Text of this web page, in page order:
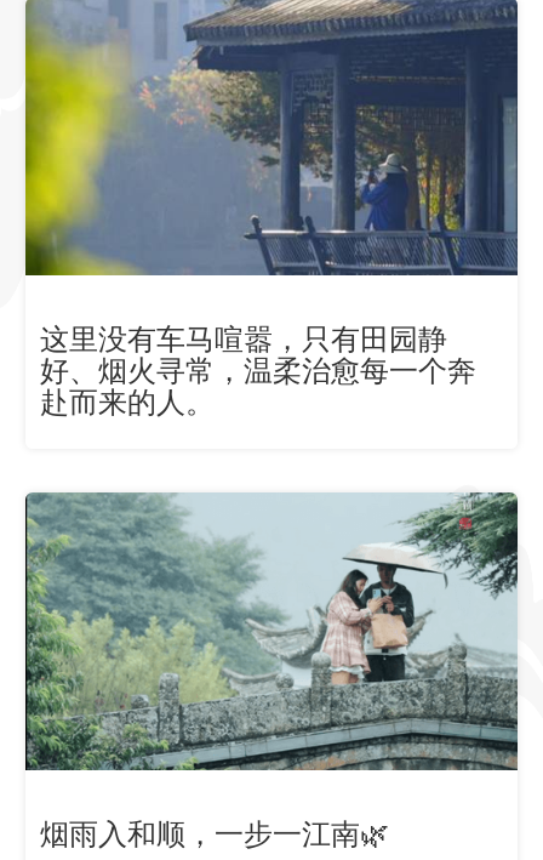
这里没有车马喧嚣，只有田园静
好、烟火寻常，温柔治愈每一个奔
赴而来的人。
烟雨入和顺，一步一江南🌿